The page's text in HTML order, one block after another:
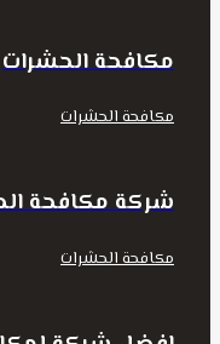
مكافحة الحشرات
مكافحة الحشرات
شركة مكافحة
مكافحة الحشرات